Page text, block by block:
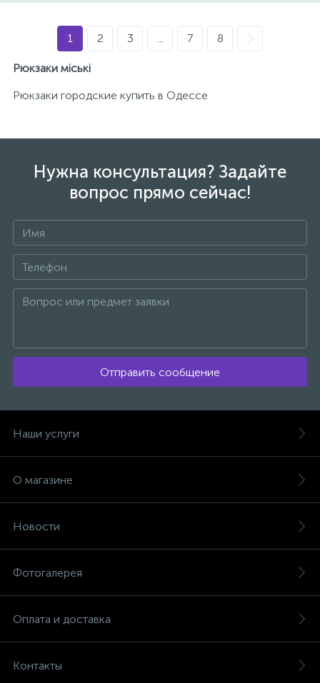
1 2 3 ... 7 8
Рюкзаки міські
Рюкзаки городские купить в Одессе
Нужна консультация? Задайте
вопрос прямо сейчас!
Отправить сообщение
Наши услуги
О магазине
Новости
Фотогалерея
Оплата и доставка
Контакты